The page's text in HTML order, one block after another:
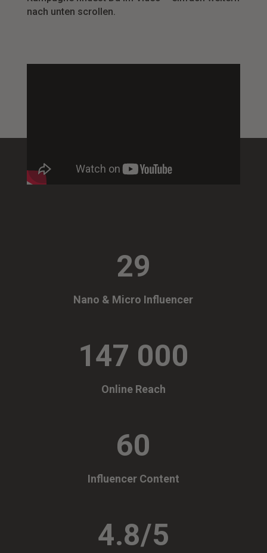
nach unten scrollen.
29
Nano & Micro Influencer
147 000
Online Reach
60
Influencer Content
4.8/5